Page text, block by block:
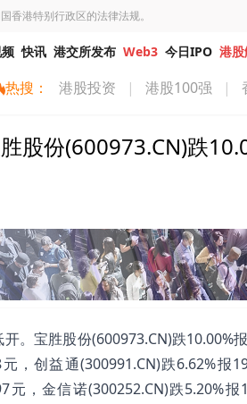
香港特别行政区的法律法规。
快讯 港交所发布 Web3 今日IPO 港
热搜： 港股投资 | 港股100强 |
股份(600973.CN)跌
。宝胜股份(600973.CN)跌10.00%
，创益通(300991.CN)跌6.62%报
，金信诺(300252.CN)跌5.20%